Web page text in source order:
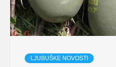
LJUBUŠKE NOVOSTI